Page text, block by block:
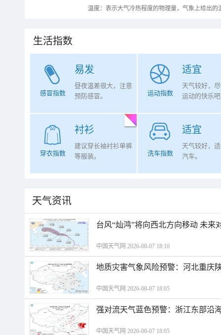
温度：表示大气冷热程度的物理量，气象上给出
生活指数
易发
感冒指数
昼夜温差很大，注意
预防感冒。
适宜
运动指数
天气较好，
运动的快乐
衬衫
穿衣指数
建议穿长袖衬衫单裤
等服装。
适宜
洗车指数
天气较好，
汽车。
天气资讯
台风“灿鸿”将向西北方向移动 未来
中国天气网 2026-08-07 18:10
地质灾害气象风险预警：河北重庆
中国天气网 2026-08-07 18:05
强对流天气蓝色预警：浙江东部沿
中国天气网 2026-08-07 18:05